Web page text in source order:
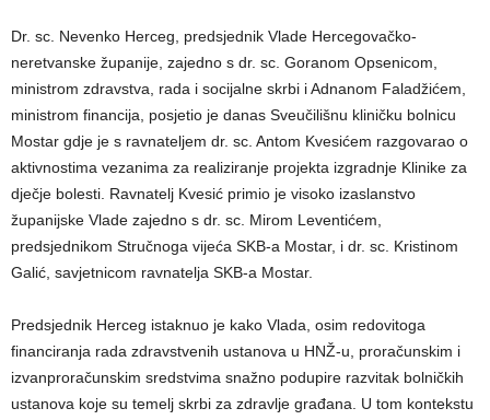
Dr. sc. Nevenko Herceg, predsjednik Vlade Hercegovačko-
neretvanske županije, zajedno s dr. sc. Goranom Opsenicom,
ministrom zdravstva, rada i socijalne skrbi i Adnanom Faladžićem,
ministrom financija, posjetio je danas Sveučilišnu kliničku bolnicu
Mostar gdje je s ravnateljem dr. sc. Antom Kvesićem razgovarao o
aktivnostima vezanima za realiziranje projekta izgradnje Klinike za
dječje bolesti. Ravnatelj Kvesić primio je visoko izaslanstvo
županijske Vlade zajedno s dr. sc. Mirom Leventićem,
predsjednikom Stručnoga vijeća SKB-a Mostar, i dr. sc. Kristinom
Galić, savjetnicom ravnatelja SKB-a Mostar.
Predsjednik Herceg istaknuo je kako Vlada, osim redovitoga
financiranja rada zdravstvenih ustanova u HNŽ-u, proračunskim i
izvanproračunskim sredstvima snažno podupire razvitak bolničkih
ustanova koje su temelj skrbi za zdravlje građana. U tom kontekstu